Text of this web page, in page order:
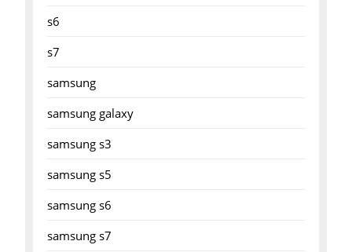
s6
s7
samsung
samsung galaxy
samsung s3
samsung s5
samsung s6
samsung s7